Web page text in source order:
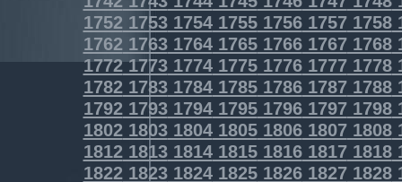
1752175317541755175617571758
1762176317641765176617671768
1772177317741775177617771778
1782178317841785178617871788
1792179317941795179617971798
1802180318041805180618071808
1812181318141815181618171818
1822182318241825182618271828